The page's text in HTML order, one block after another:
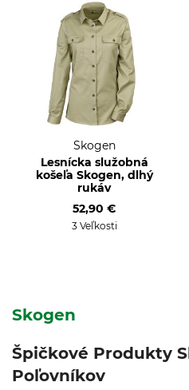
Skogen
Lesnícka služobná
košeľa Skogen, dlhý
rukáv
52,90 €
3 Veľkosti
Skogen
Špičkové Produkty
Poľovníkov